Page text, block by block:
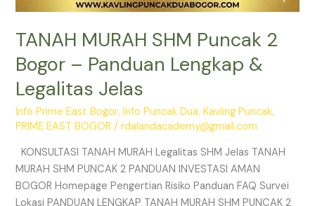
TANAH MURAH SHM Puncak 2
Bogor – Panduan Lengkap &
Legalitas Jelas
Info Prime East Bogor,Info Puncak Dua,Kavling Puncak,
PRIME EAST BOGOR /rdalandacademy@gmail.com
KONSULTASI TANAH MURAH Legalitas SHM Jelas TANAH
MURAH SHM PUNCAK 2 PANDUAN INVESTASI AMAN
BOGOR Homepage Pengertian Risiko Panduan FAQ Survei
Lokasi PANDUAN LENGKAP TANAH MURAH SHM PUNCAK 2